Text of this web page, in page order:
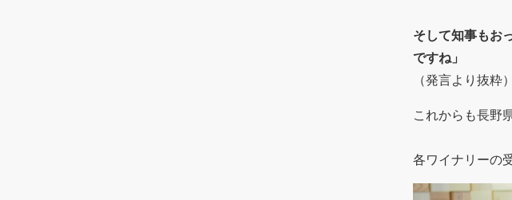
そして知事もお
ですね」
（発言より抜粋）
これからも長野
各ワイナリーの